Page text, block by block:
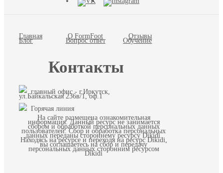
Главная О FormFoot Отзывы
Блог Вопрос ответ Обучение
Контакты
главный офис - г.Иркутск,
ул.Байкальская 236в/1, оф.1
Горячая линия
На сайте размещена ознакомительная
информация. Данный ресурс не занимается
сбором и обработкой персональных данных
пользователей. Сбор и обработка персональных
данных переданы стороннему ресурсу Dikidi.
Находясь на ресурсе и переходя на ресурс Dikidi,
вы соглашаетесь на сбор и передачу
персональных данных сторонним ресурсом
Dikidi